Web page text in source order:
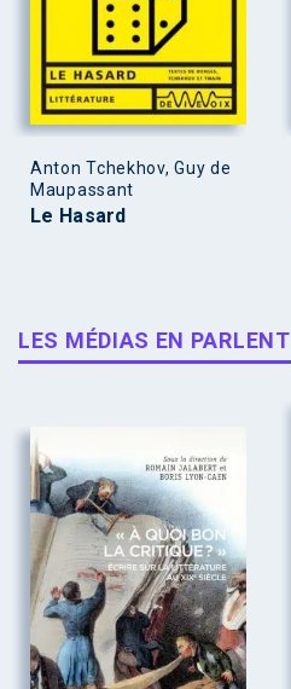
Anton Tchekhov, Guy de
Maupassant
Le Hasard
LES MÉDIAS EN PARLENT